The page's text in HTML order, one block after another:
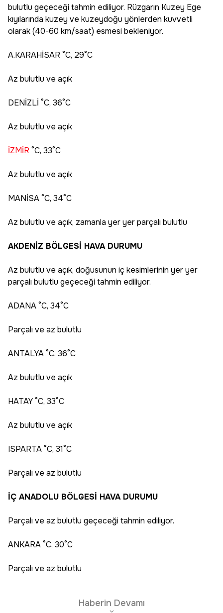
bulutlu geçeceği tahmin ediliyor. Rüzgarın Kuzey Ege
kıyılarında kuzey ve kuzeydoğu yönlerden kuvvetli
olarak (40-60 km/saat) esmesi bekleniyor.
A.KARAHİSAR °C, 29°C
Az bulutlu ve açık
DENİZLİ °C, 36°C
Az bulutlu ve açık
İZMİR °C, 33°C
Az bulutlu ve açık
MANİSA °C, 34°C
Az bulutlu ve açık, zamanla yer yer parçalı bulutlu
AKDENİZ BÖLGESİ HAVA DURUMU
Az bulutlu ve açık, doğusunun iç kesimlerinin yer yer
parçalı bulutlu geçeceği tahmin ediliyor.
ADANA °C, 34°C
Parçalı ve az bulutlu
ANTALYA °C, 36°C
Az bulutlu ve açık
HATAY °C, 33°C
Az bulutlu ve açık
ISPARTA °C, 31°C
Parçalı ve az bulutlu
İÇ ANADOLU BÖLGESİ HAVA DURUMU
Parçalı ve az bulutlu geçeceği tahmin ediliyor.
ANKARA °C, 30°C
Parçalı ve az bulutlu
Haberin Devamı